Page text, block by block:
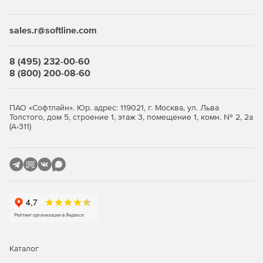
нужны, и не переплачивает за ненужные ему элементы
использовать.
Если необходимо обеспечить централизованное
управление защитой рабочих станций, требуется
лицензирование Центра управления Dr.Web Enterprise
нескольких компьютеров, до распределенных интранет-
администрирование защиты файловых серверов и
серверов приложений (включая терминальные серверы),
sales.r@softline.com
8 (495) 232-00-60
8 (800) 200-08-60
ПАО «Софтлайн». Юр. адрес: 119021, г. Москва, ул. Льва
Толстого, дом 5, строение 1, этаж 3, помещение 1, комн. № 2, 2а
(А-311)
Каталог